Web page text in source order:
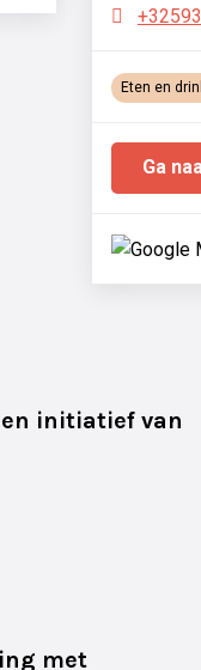
Eten en
Ga
initiatief van
met